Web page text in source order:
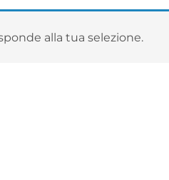
alla tua selezione.